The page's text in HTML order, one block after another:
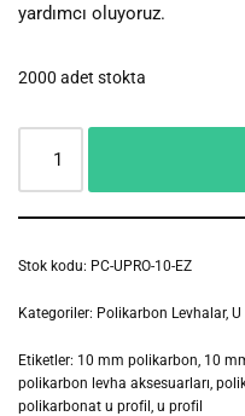
yardımcı oluyoruz.
2000 adet stokta
Stok kodu: PC-UPRO-10-EZ
Kategoriler: Polikarbon Levhalar, U
Etiketler: 10 mm polikarbon 10
polikarbon levha aksesuarları
polikarbonat u profil u profil